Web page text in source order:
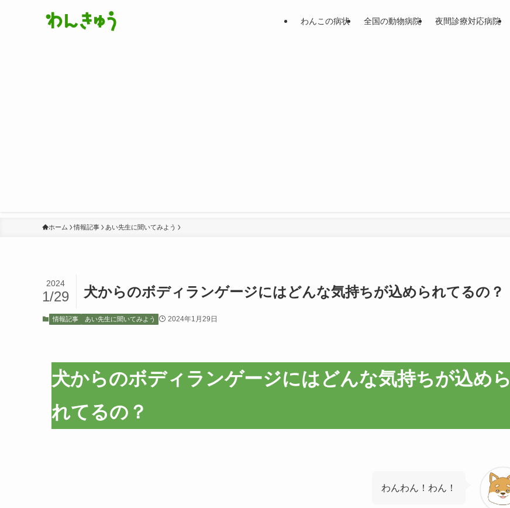
わんこの病状 全国の動物病院 夜間診療対応病院
ホーム 情報記事 あい先生に聞いてみよう
犬からのボディランゲージにはどんな気持ちが込められてるの？
2024
1/29
情報記事 あい先生に聞いてみよう 2024年1月29日
犬からのボディランゲージにはどんな気持ちが込めら
れてるの？
わんわん！わん！